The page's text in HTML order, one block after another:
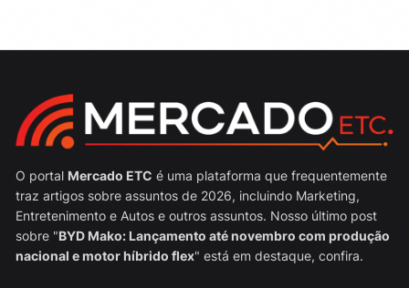
O portal Mercado ETC é uma plataforma que frequentemente
traz artigos sobre assuntos de 2026, incluindo Marketing,
Entretenimento e Autos e outros assuntos. Nosso último post
sobre "BYD Mako: Lançamento até novembro com produção
nacional e motor híbrido flex" está em destaque, confira.